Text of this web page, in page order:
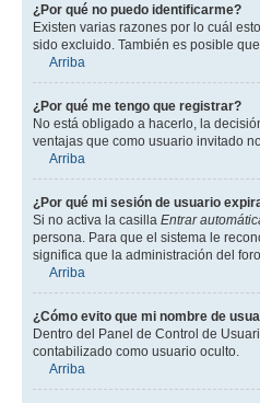
¿Por qué no puedo identificarme?
Existen varias razones por lo cuál
sido excluido. También es posible
Arriba
¿Por qué me tengo que registrar?
No está obligado a hacerlo, la
ventajas que como usuario invitado
Arriba
¿Por qué mi sesión de usuario
Si no activa la casilla Entrar
persona. Para que el sistema le
significa que la administración del
Arriba
¿Cómo evito que mi nombre de
Dentro del Panel de Control de
contabilizado como usuario oculto.
Arriba